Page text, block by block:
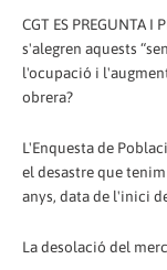
CGT ES PREGUNTA I
s'alegren aquests
l'ocupació i
obrera?
L'Enquesta de
el desastre que
anys, data de l'inici
La desolació del